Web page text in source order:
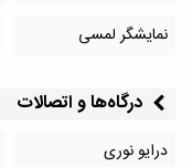
نمایشگر لمسی
درگاه‌ها و اتصالات
درایو نوری